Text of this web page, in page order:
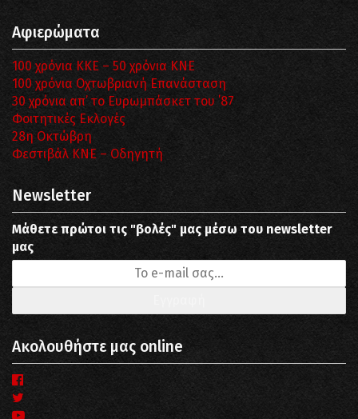
Αφιερώματα
100 χρόνια ΚΚΕ – 50 χρόνια ΚΝΕ
100 χρόνια Οχτωβριανή Επανάσταση
30 χρόνια απ’ το Ευρωμπάσκετ του ΄87
Φοιτητικές Εκλογές
28η Οκτώβρη
Φεστιβάλ ΚΝΕ – Οδηγητή
Newsletter
Μάθετε πρώτοι τις "βολές" μας μέσω του newsletter
μας
Ακολουθήστε μας online